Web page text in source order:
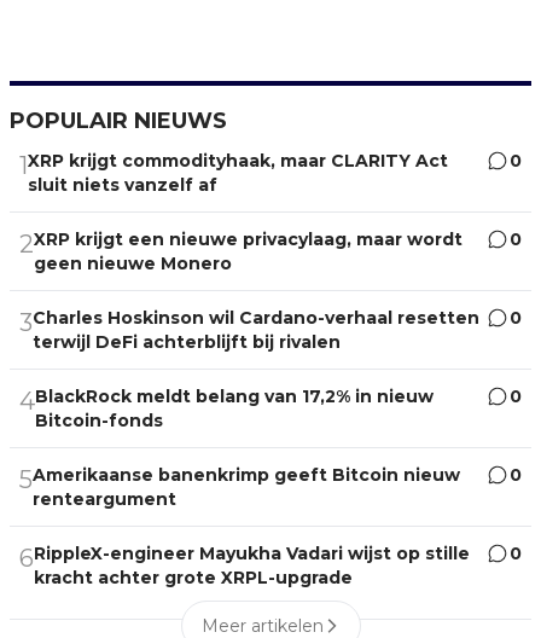
POPULAIR NIEUWS
1XRP krijgt commodityhaak, maar CLARITY Act
sluit niets vanzelf af
0
2XRP krijgt een nieuwe privacylaag, maar wordt
geen nieuwe Monero
0
3Charles Hoskinson wil Cardano-verhaal resetten
terwijl DeFi achterblijft bij rivalen
0
4BlackRock meldt belang van 17,2% in nieuw
Bitcoin-fonds
0
5Amerikaanse banenkrimp geeft Bitcoin nieuw
renteargument
0
6RippleX-engineer Mayukha Vadari wijst op stille
kracht achter grote XRPL-upgrade
0
Meer artikelen